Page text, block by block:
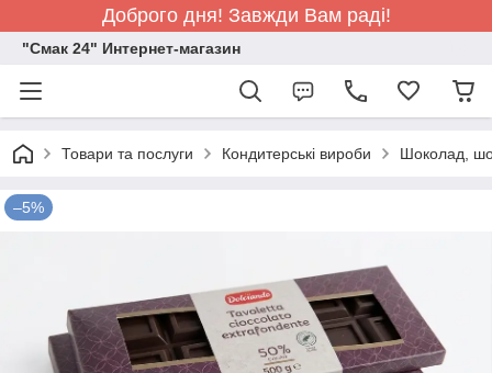
Доброго дня! Завжди Вам раді!
"Смак 24" Интернет-магазин
Товари та послуги Кондитерські вироби Шоколад,
–5%